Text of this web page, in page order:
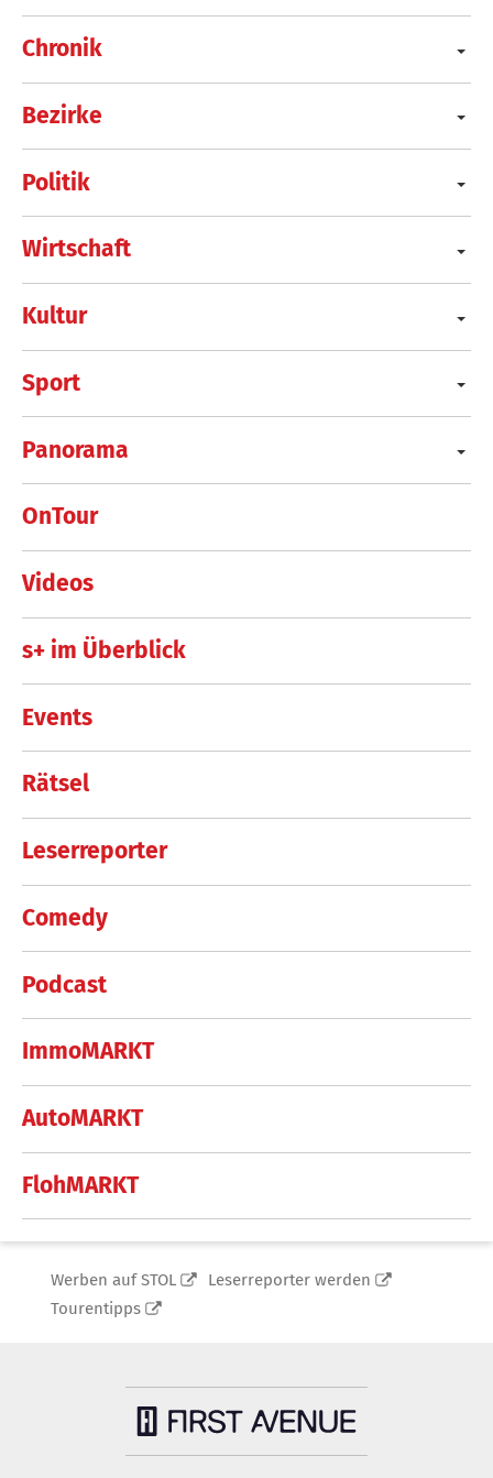
Chronik
Bezirke
Politik
Wirtschaft
Kultur
Sport
Panorama
OnTour
Videos
s+ im Überblick
Events
Rätsel
Leserreporter
Comedy
Podcast
ImmoMARKT
AutoMARKT
FlohMARKT
Werben auf STOL
Leserreporter werden
Tourentipps